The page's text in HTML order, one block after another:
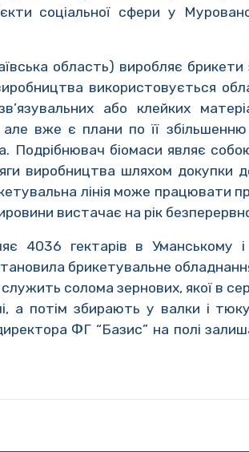
соціальної сфери у
область) виробляє брикети
використовується
або клейких
але вже є плани по її
Подрібнювач біомаси являє
виробництва шляхом докупки
лінія може працювати
вистачає на рік
4036 гектарів в Уманському і
брикетувальне
служить солома зернових, якої в
а потім збирають у валки і
ФГ “Базис” на полі